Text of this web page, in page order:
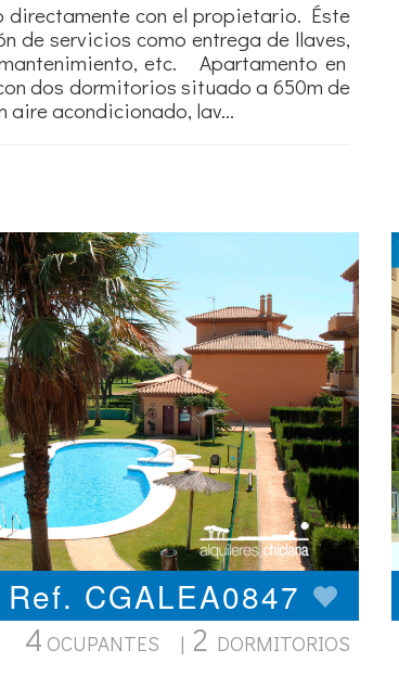
con el propietario. Éste
de servicios como entrega de llaves,
etc. Apartamento en
dos dormitorios situado a 650m de
aire acondicionado, lav...
Ref. CGALEA0847
4 OCUPANTES | 2 DORMITORIOS